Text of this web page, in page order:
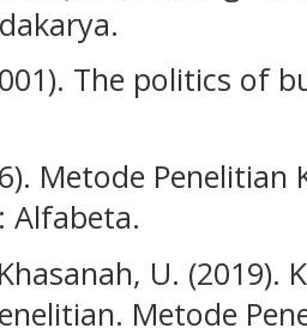
The politics of
Metode
Alfabeta.
U. (2019).
Metode